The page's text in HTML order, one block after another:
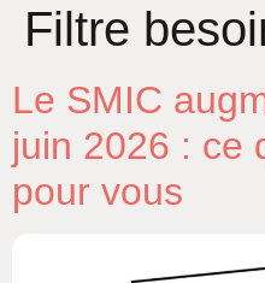
Filtre
Le SMIC
juin 2026 : ce
pour vous